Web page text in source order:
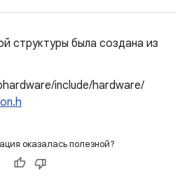
структуры была создана из
include/hardware/
оказалась полезной?